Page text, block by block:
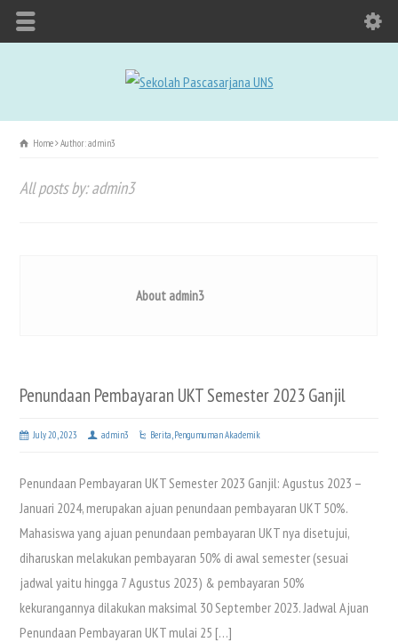
Home Author: admin3
All posts by: admin3
About admin3
Penundaan Pembayaran UKT Semester 2023 Ganjil
July 20, 2023 admin3 Berita,Pengumuman Akademik
Penundaan Pembayaran UKT Semester 2023 Ganjil: Agustus 2023 –
Januari 2024, merupakan ajuan penundaan pembayaran UKT 50%.
Mahasiswa yang ajuan penundaan pembayaran UKT nya disetujui,
diharuskan melakukan pembayaran 50% di awal semester (sesuai
jadwal yaitu hingga 7 Agustus 2023) & pembayaran 50%
kekurangannya dilakukan maksimal 30 September 2023. Jadwal Ajuan
Penundaan Pembayaran UKT mulai 25 […]